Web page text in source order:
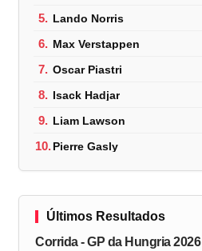
5. Lando Norris
6. Max Verstappen
7. Oscar Piastri
8. Isack Hadjar
9. Liam Lawson
10.Pierre Gasly
Últimos Resultados
Corrida - GP da Hungria 2026